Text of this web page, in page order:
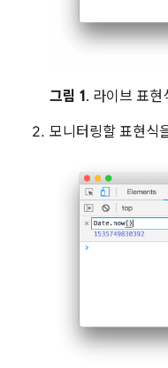
그림 1. 라이브 표현
모니터링할 표현식